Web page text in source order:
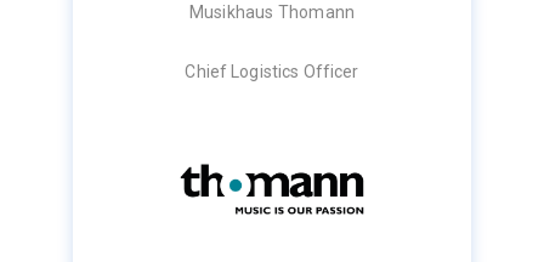
Musikhaus Thomann
Chief Logistics Officer